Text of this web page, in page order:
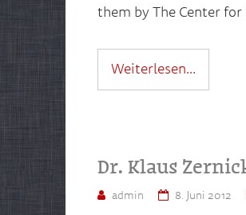
them by The Center for
Weiterlesen…
Dr. Klaus
admin 8. Juni 2012